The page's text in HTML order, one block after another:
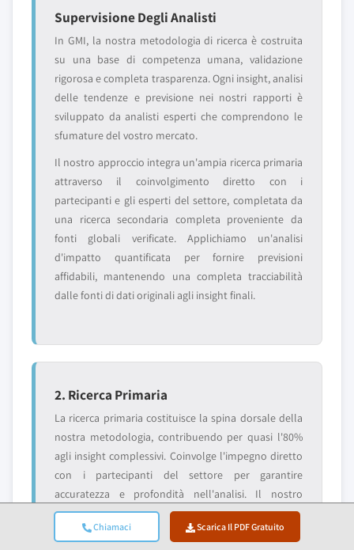
Chiamaci Scarica Il PDF Gratuito
Supervisione Degli Analisti
In GMI, la nostra metodologia di ricerca è costruita
su una base di competenza umana, validazione
rigorosa e completa trasparenza. Ogni insight, analisi
delle tendenze e previsione nei nostri rapporti è
sviluppato da analisti esperti che comprendono le
sfumature del vostro mercato.
Il nostro approccio integra un'ampia ricerca primaria
attraverso il coinvolgimento diretto con i
partecipanti e gli esperti del settore, completata da
una ricerca secondaria completa proveniente da
fonti globali verificate. Applichiamo un'analisi
d'impatto quantificata per fornire previsioni
affidabili, mantenendo una completa tracciabilità
dalle fonti di dati originali agli insight finali.
2. Ricerca Primaria
La ricerca primaria costituisce la spina dorsale della
nostra metodologia, contribuendo per quasi l'80%
agli insight complessivi. Coinvolge l'impegno diretto
con i partecipanti del settore per garantire
accuratezza e profondità nell'analisi. Il nostro
programma di interviste strutturate copre i mercati
regionali e globali, con contributi di dirigenti C-suite,